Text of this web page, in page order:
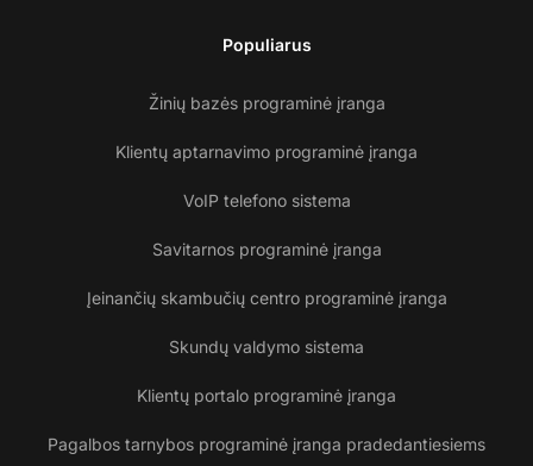
Populiarus
Žinių bazės programinė įranga
Klientų aptarnavimo programinė įranga
VoIP telefono sistema
Savitarnos programinė įranga
Įeinančių skambučių centro programinė įranga
Skundų valdymo sistema
Klientų portalo programinė įranga
Pagalbos tarnybos programinė įranga pradedantiesiems